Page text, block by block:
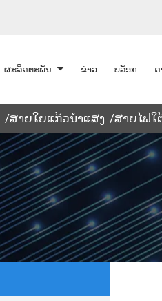
ຜະລິດຕະພັນ ຂ່າວ ບລັອກ
ສາຍໃຍແກ້ວນໍາແສງ ສາຍໄຟໃ